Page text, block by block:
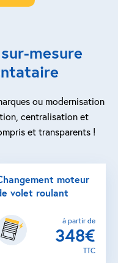
mesure
ou modernisation
centralisation et
et transparents !
moteur
volet roulant
à partir de
348€
TTC